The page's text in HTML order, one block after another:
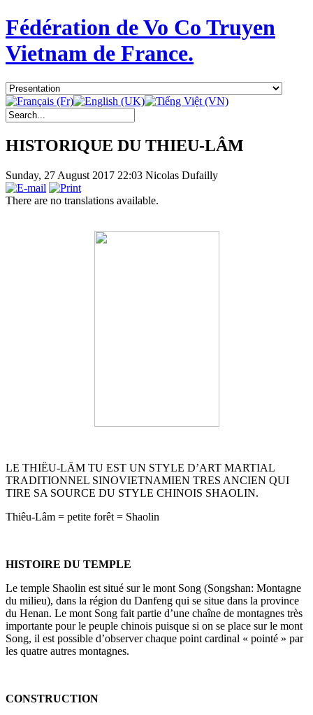
Fédération de Vo Co Truyen
Vietnam de France.
HISTORIQUE DU THIEU-LÂM
Sunday, 27 August 2017 22:03 Nicolas Dufailly
There are no translations available.
LE THIËU-LÄM TU EST UN STYLE D’ART MARTIAL
TRADITIONNEL SINOVIETNAMIEN TRES ANCIEN QUI
TIRE SA SOURCE DU STYLE CHINOIS SHAOLIN.
Thiêu-Lâm = petite forêt = Shaolin
HISTOIRE DU TEMPLE
Le temple Shaolin est situé sur le mont Song (Songshan: Montagne
du milieu), dans la région du Danfeng qui se situe dans la province
du Henan. Le mont Song fait partie d’une chaîne de montagnes très
importante pour le peuple chinois puisque si on se place sur le mont
Song, il est possible d’observer chaque point cardinal « pointé » par
les quatre autres montagnes.
CONSTRUCTION